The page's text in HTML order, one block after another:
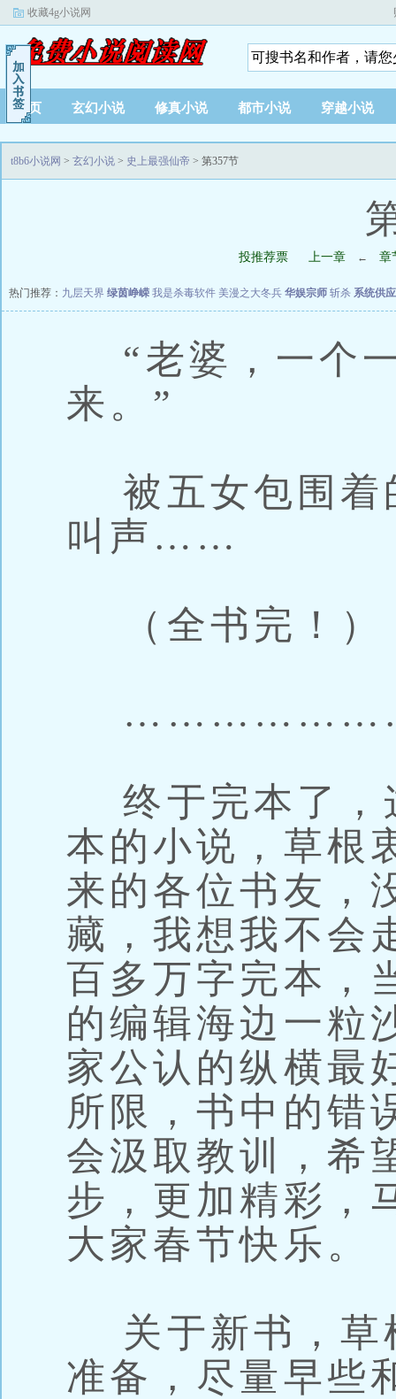
收藏4g小说网
首页 玄幻小说 修真小说 都市小说 穿越小说
t8b6小说网 > 玄幻小说 > 史上最强仙帝 > 第357节
投推荐票 上一章 ← 章
热门推荐： 九层天界 绿茵峥嵘 我是杀毒软件 美漫之大冬兵 华娱宗师 斩杀 系统供
“老婆，一个
来。”
被五女包围着
叫声……
（全书完！）
终于完本了，
本的小说，草根
来的各位书友，
藏，我想我不会
百多万字完本，
的编辑海边一粒
家公认的纵横最
所限，书中的错
会汲取教训，希
步，更加精彩，
大家春节快乐。
关于新书，草
准备，尽量早些